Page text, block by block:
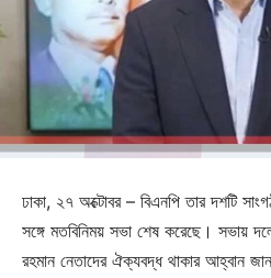
ঢাকা, ২৭ অক্টোবর – বিএনপি তার দশটি
সঙ্গে মতবিনিময় সভা শেষ করেছে। সভায়
রহমান নেতাদের ঐক্যবদ্ধ থাকার আহ্বান